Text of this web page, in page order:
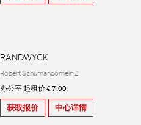
RANDWYCK
Robert Schumandomein 2
办公室 起租价 € 7,00
获取报价 中心详情